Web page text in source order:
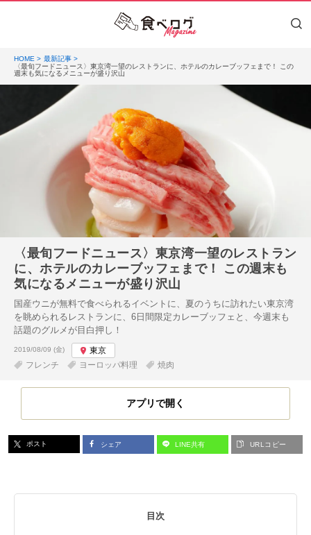
HOME
最新記事
〈最旬フードニュース〉東京湾一望のレストランに、ホテルのカレーブッフェまで！ この
週末も気になるメニューが盛り沢山
〈最旬フードニュース〉東京湾一望のレストラン
に、ホテルのカレーブッフェまで！ この週末も
気になるメニューが盛り沢山
国産ウニが無料で食べられるイベントに、夏のうちに訪れたい東京湾
を眺められるレストランに、6日間限定カレーブッフェと、今週末も
話題のグルメが目白押し！
投稿日:
2019/08/09 (金)
東京
フレンチ
ヨーロッパ料理 焼肉
アプリで開く
ポスト シェア LINE共有 URLコピー
目次